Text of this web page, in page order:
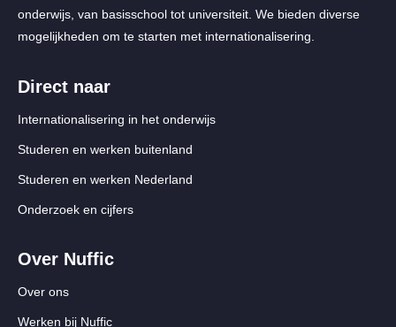
onderwijs, van basisschool tot universiteit. We bieden diverse
mogelijkheden om te starten met internationalisering.
Direct naar
Internationalisering in het onderwijs
Studeren en werken buitenland
Studeren en werken Nederland
Onderzoek en cijfers
Over Nuffic
Over ons
Werken bij Nuffic